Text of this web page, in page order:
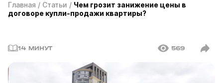
Главная / Статьи / Чем грозит занижение цены в
договоре купли-продажи квартиры?
14 МИНУТ 569